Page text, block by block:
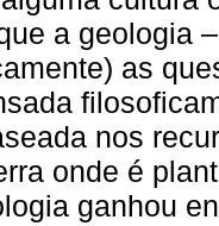
a geologia
as
nos
onde é
ganhou